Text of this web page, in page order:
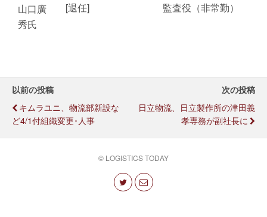
山口廣
秀氏
[退任] 監査役（非常勤）
以前の投稿
キムラユニ、物流部新設な
ど4/1付組織変更･人事
次の投稿
日立物流、日立製作所の津田義
孝専務が副社長に
© LOGISTICS TODAY